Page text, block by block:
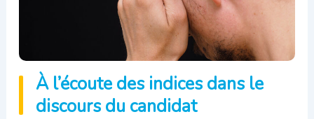
À l’écoute des indices dans le
discours du candidat